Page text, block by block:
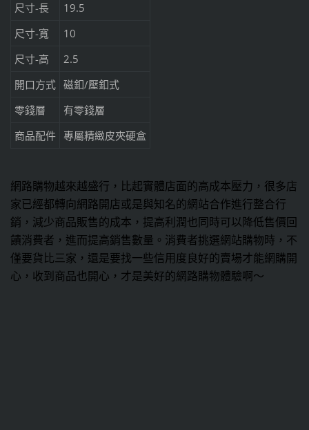
尺寸-長
19.5
尺寸-寬
10
尺寸-高
2.5
開口方式 磁釦/壓釦式
零錢層
有零錢層
商品配件 專屬精緻皮夾硬盒
網路購物越來越盛行，比起實體店面的高成本壓力，很多店
家已經都轉向網路開店或是與知名的網站合作進行整合行
銷，減少商品販售的成本，提高利潤也同時可以降低售價回
饋消費者，進而提高銷售數量。消費者挑選網站購物時，不
僅要貨比三家，還是要找一些信用度良好的賣場才能網購開
心，收到商品也開心，才是美好的網路購物體驗啊～